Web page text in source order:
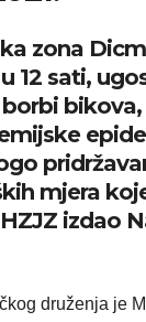
zona
12 sati,
bikova,
mjera
izdao
druženja je